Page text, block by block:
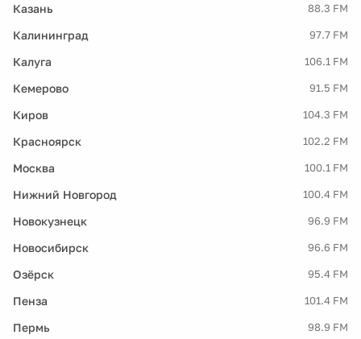
Казань 88.3 FM
Калининград 97.7 FM
Калуга 106.1 FM
Кемерово 91.5 FM
Киров 104.3 FM
Красноярск 102.2 FM
Москва 100.1 FM
Нижний Новгород 100.4 FM
Новокузнецк 96.9 FM
Новосибирск 96.6 FM
Озёрск 95.4 FM
Пенза 101.4 FM
Пермь 98.9 FM